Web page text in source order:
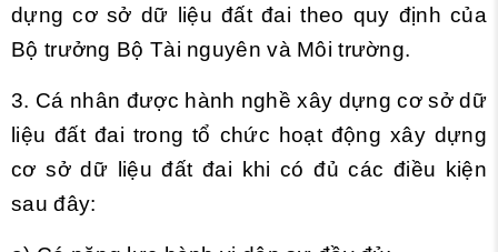
dựng cơ sở dữ liệu đất đai theo quy định của
Bộ trưởng Bộ Tài nguyên và Môi trường.
3. Cá nhân được hành nghề xây dựng cơ sở dữ
liệu đất đai trong tổ chức hoạt động xây dựng
cơ sở dữ liệu đất đai khi có đủ các điều kiện
sau đây: